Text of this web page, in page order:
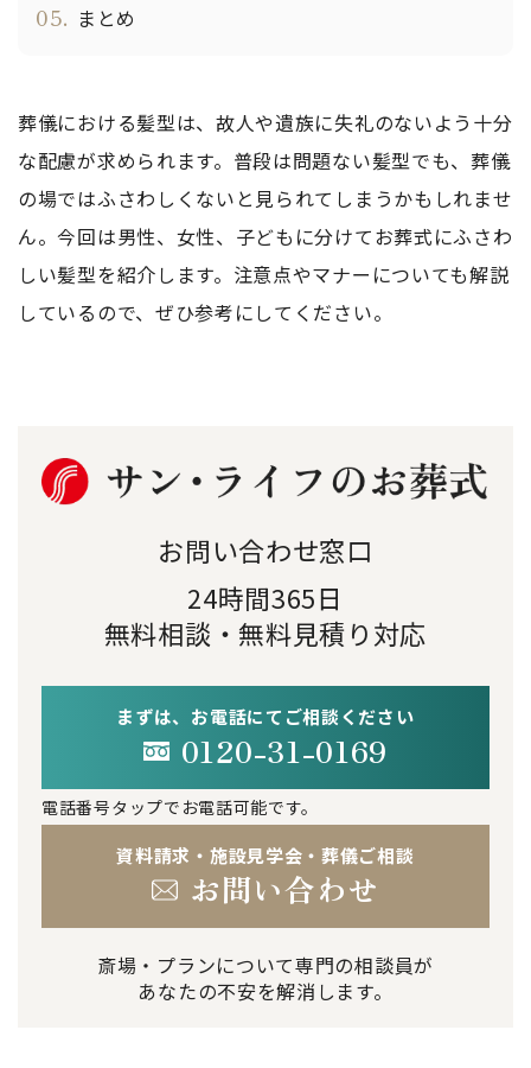
05. まとめ
葬儀における髪型は、故人や遺族に失礼のないよう十分
な配慮が求められます。普段は問題ない髪型でも、葬儀
の場ではふさわしくないと見られてしまうかもしれませ
ん。今回は男性、女性、子どもに分けてお葬式にふさわ
しい髪型を紹介します。注意点やマナーについても解説
しているので、ぜひ参考にしてください。
お問い合わせ窓口
24時間365日
無料相談・無料見積り対応
まずは、お電話にてご相談ください
0120-31-0169
電話番号タップでお電話可能です。
資料請求・施設見学会・葬儀ご相談
お問い合わせ
斎場・プランについて専門の相談員が
あなたの不安を解消します。